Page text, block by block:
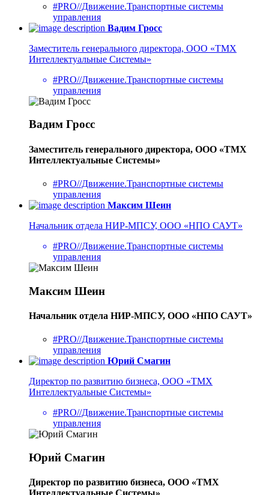
#PRO//Движение.Транспортные системы
управления
Вадим Гросс
Заместитель генерального директора, ООО «ТМХ
Интеллектуальные Системы»
#PRO//Движение.Транспортные системы
управления
Вадим Гросс
Заместитель генерального директора, ООО «ТМХ
Интеллектуальные Системы»
#PRO//Движение.Транспортные системы
управления
Максим Шеин
Начальник отдела НИР-МПСУ, ООО «НПО САУТ»
#PRO//Движение.Транспортные системы
управления
Максим Шеин
Начальник отдела НИР-МПСУ, ООО «НПО САУТ»
#PRO//Движение.Транспортные системы
управления
Юрий Смагин
Директор по развитию бизнеса, ООО «ТМХ
Интеллектуальные Системы»
#PRO//Движение.Транспортные системы
управления
Юрий Смагин
Директор по развитию бизнеса, ООО «ТМХ